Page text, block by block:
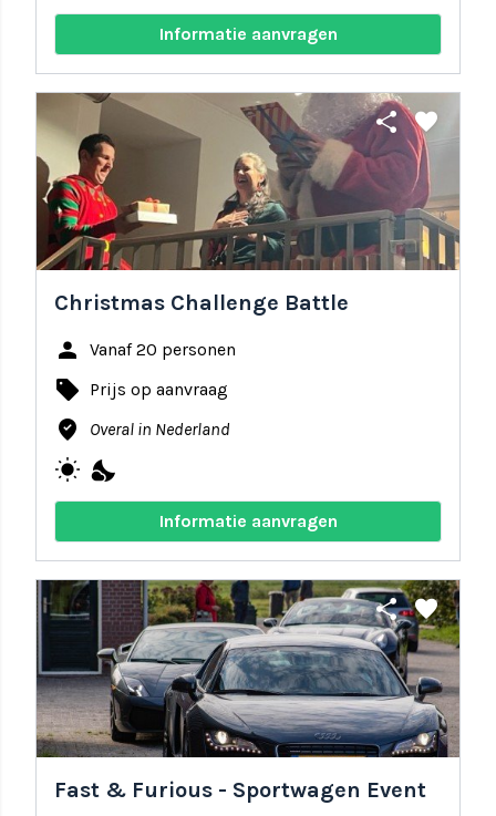
Informatie aanvragen
share favorite
Christmas Challenge Battle
person Vanaf 20 personen
local_offer Prijs op aanvraag
where_to_vote Overal in Nederland
wb_sunny nights_stay
Informatie aanvragen
share favorite
Fast & Furious - Sportwagen Event